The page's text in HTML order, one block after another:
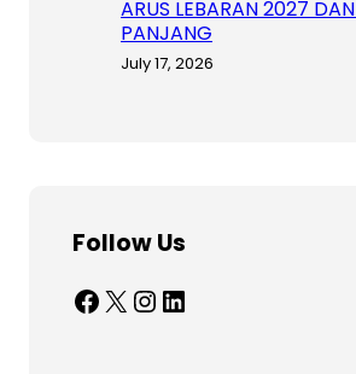
ARUS LEBARAN 2027
PANJANG
July 17, 2026
Follow Us
Facebook X InstagramLinkedIn